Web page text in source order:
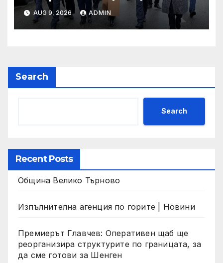
реорганизира структурите
по границата, за да сме
готови за Шенген
AUG 9, 2026 ADMIN
Search
Search
Recent Posts
Община Велико Търново
Изпълнителна агенция по горите | Новини
Премиерът Главчев: Оперативен щаб ще
реорганизира структурите по границата, за
да сме готови за Шенген